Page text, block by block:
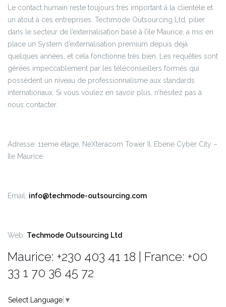
Le contact humain reste toujours très important à la clientèle et
un atout à ces entreprises. Techmode Outsourcing Ltd, pilier
dans le secteur de l’externalisation basé à l’île Maurice, a mis en
place un System d’externalisation premium depuis déjà
quelques années, et cela fonctionne très bien. Les requêtes sont
gérées impeccablement par les téléconseillers formés qui
possèdent un niveau de professionnalisme aux standards
internationaux. Si vous voulez en savoir plus, n’hésitez pas à
nous contacter.
Adresse: 11eme étage, NeXteracom Tower II, Ebene Cyber City –
Ile Maurice
Email: info@techmode-outsourcing.com
Web: Techmode Outsourcing Ltd
Maurice: +230 403 41 18 | France: +00
33 1 70 36 45 72
Select Language ▼